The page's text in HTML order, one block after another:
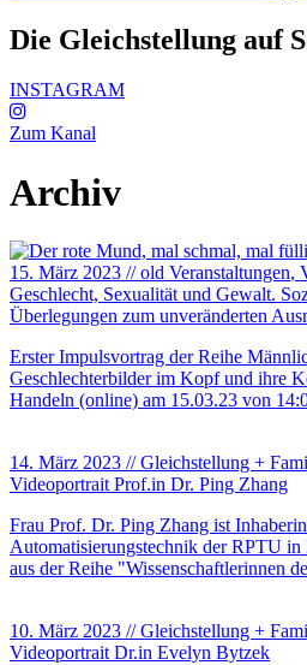
Die Gleichstellung auf
INSTAGRAM
Zum Kanal
Archiv
15. März 2023 //old Veranstaltungen,
Geschlecht, Sexualität und Gewalt.
Überlegungen zum unveränderten
Erster Impulsvortrag der Reihe
Geschlechterbilder im Kopf und ihre
Handeln (online) am 15.03.23 von
14. März 2023 //Gleichstellung +
Videoportrait Prof.in Dr. Ping Zhang
Frau Prof. Dr. Ping Zhang ist
Automatisierungstechnik der RPTU
aus der Reihe "Wissenschaftlerinnen
10. März 2023 //Gleichstellung +
Videoportrait Dr.in Evelyn Bytzek